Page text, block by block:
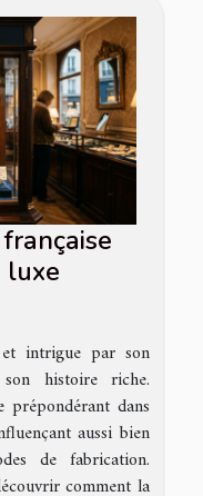
luxe
intrigue par son
histoire riche.
dans
aussi bien
de fabrication.
comment la